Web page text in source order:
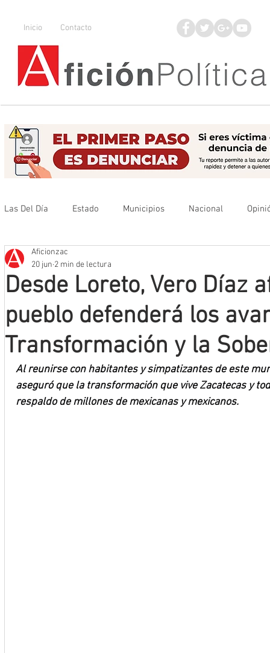
Inicio Contacto
Las Del Día Estado Municipios Nacional
Que no se olvide
Mineros LNBP
Desde Loreto, Vero Díaz
pueblo defenderá los
Transformación y la
Aficionzac
20 jun 2 min de lectura
Al reunirse con habitantes y simpatizantes de este
aseguró que la transformación que vive Zacatecas y
respaldo de millones de mexicanas y mexicanos.